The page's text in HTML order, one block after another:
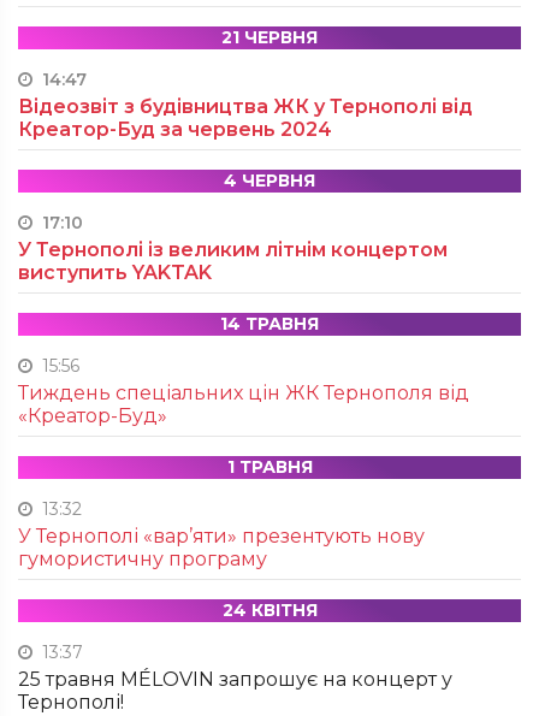
21 ЧЕРВНЯ
14:47
Відеозвіт з будівництва ЖК у Тернополі від
Креатор-Буд за червень 2024
4 ЧЕРВНЯ
17:10
У Тернополі із великим літнім концертом
виступить YAKTAK
14 ТРАВНЯ
15:56
Тиждень спеціальних цін ЖК Тернополя від
«Креатор-Буд»
1 ТРАВНЯ
13:32
У Тернополі «вар’яти» презентують нову
гумористичну програму
24 КВІТНЯ
13:37
25 травня MÉLOVIN запрошує на концерт у
Тернополі!